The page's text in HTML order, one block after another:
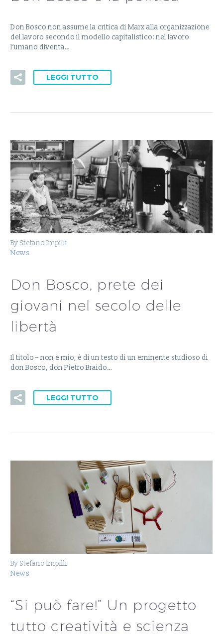
Don Bosco non assume la critica di Marx alla organizzazione
del lavoro secondo il modello capitalistico: nel lavoro
l’umano diventa…
LEGGI TUTTO
By Stefano Impilli
News
Don Bosco, prete dei
giovani nel secolo delle
libertà
Il titolo – non è mio, è di un testo di un eminente studioso di
don Bosco, don Pietro Braido…
LEGGI TUTTO
By Stefano Impilli
News
“Si può fare!” Un progetto
tutto creatività e scienza